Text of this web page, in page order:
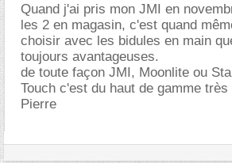
Quand j'ai pris mon JMI en
les 2 en magasin, c'est quand
choisir avec les bidules en main
toujours avantageuses.
de toute façon JMI, Moonlite ou
Touch c'est du haut de gamme très
Pierre